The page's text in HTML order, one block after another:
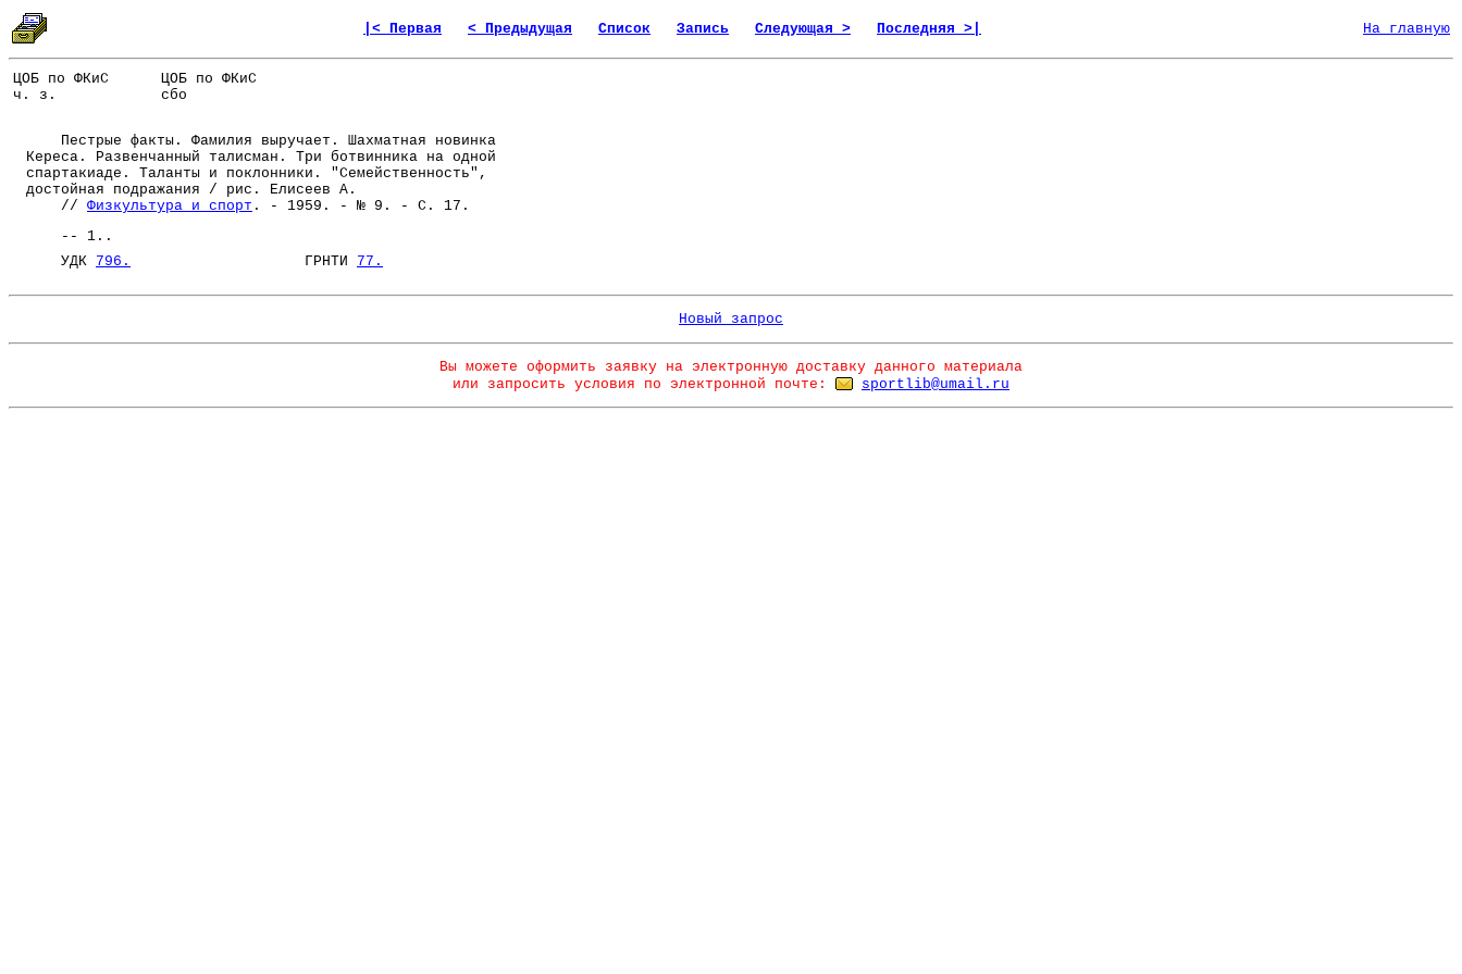
|< Первая < Предыдущая Список Запись Следующая > Последняя >| На главную
ЦОБ по ФКиС
ч. з.
ЦОБ по ФКиС
сбо
Пестрые факты. Фамилия выручает. Шахматная новинка
Кереса. Развенчанный талисман. Три ботвинника на одной
спартакиаде. Таланты и поклонники. "Семейственность",
достойная подражания / рис. Елисеев А.
// Физкультура и спорт . - 1959. - № 9. - С. 17.
-- 1..
УДК 796. ГРНТИ 77.
Новый запрос
Вы можете оформить заявку на электронную доставку данного материала
или запросить условия по электронной почте:
sportlib@umail.ru